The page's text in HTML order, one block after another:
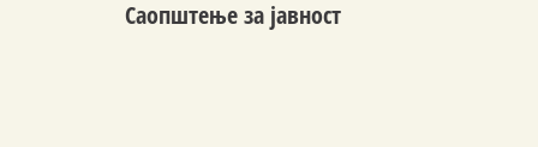
Саопштење за јавност